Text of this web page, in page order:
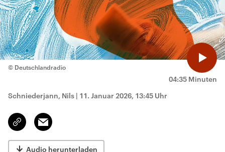
04:35 Minuten
© Deutschlandradio
Schniederjann, Nils | 11. Januar 2026, 13:45 Uhr
Link
kopieren/teilen
Email
Audio herunterladen